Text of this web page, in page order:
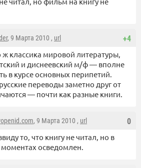
+4
, 9 Марта 2010 , url
ж классика мировой литературы,
и диснеевский м/ф — вполне
в курсе основных перипетий.
переводы заметно друг от
— почти как разные книги.
0
, 9 Марта 2010 , url
то, что книгу не читал, но в
осведомлен.